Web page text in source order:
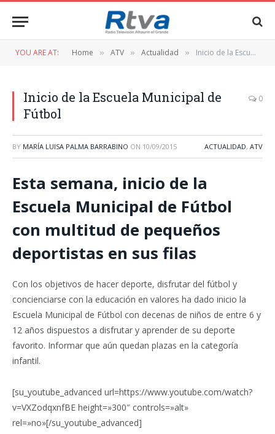
YOU ARE AT: Home » ATV » Actualidad » Inicio de la Escuela Municipal de Fútbol
Inicio de la Escuela Municipal de
Fútbol
0
BY MARÍA LUISA PALMA BARRABINO ON 10/09/2015 ACTUALIDAD, ATV
Esta semana, inicio de la
Escuela Municipal de Fútbol
con multitud de pequeños
deportistas en sus filas
Con los objetivos de hacer deporte, disfrutar del fútbol y
concienciarse con la educación en valores ha dado inicio la
Escuela Municipal de Fútbol con decenas de niños de entre 6 y
12 años dispuestos a disfrutar y aprender de su deporte
favorito. Informar que aún quedan plazas en la categoría
infantil.
[su_youtube_advanced url=https://www.youtube.com/watch?
v=VXZodqxnfBE height=»300″ controls=»alt»
rel=»no»[/su_youtube_advanced]